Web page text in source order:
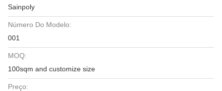
Sainpoly
Número Do Modelo:
001
MOQ:
100sqm and customize size
Preço: